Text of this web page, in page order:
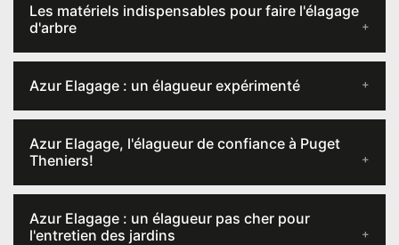
Les matériels indispensables pour faire l'élagage
d'arbre
Azur Elagage : un élagueur expérimenté
Azur Elagage, l'élagueur de confiance à Puget
Theniers!
Azur Elagage : un élagueur pas cher pour
l'entretien des jardins